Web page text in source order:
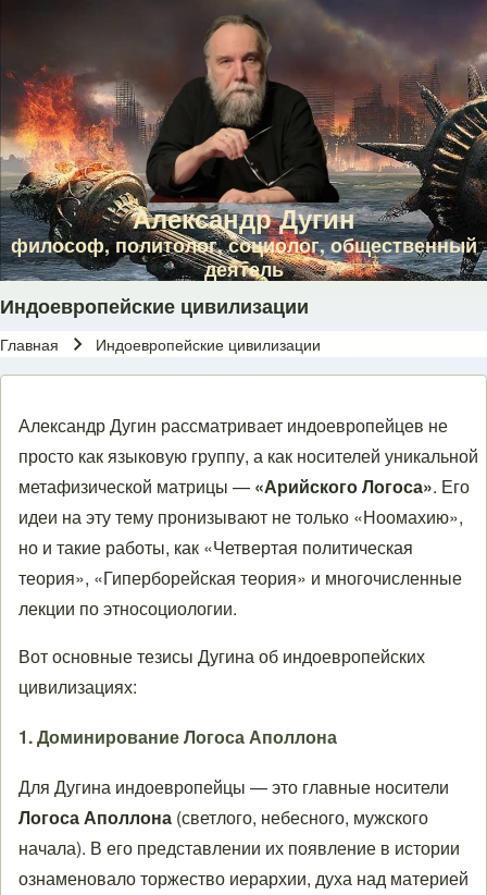
Перейти к основному содержанию
Александр Дугин
философ, политолог, социолог, общественный
деятель
Индоевропейские цивилизации
Главная Индоевропейские цивилизации
Александр Дугин рассматривает индоевропейцев не
просто как языковую группу, а как носителей уникальной
метафизической матрицы — «Арийского Логоса». Его
идеи на эту тему пронизывают не только «Ноомахию»,
но и такие работы, как «Четвертая политическая
теория», «Гиперборейская теория» и многочисленные
лекции по этносоциологии.
Вот основные тезисы Дугина об индоевропейских
цивилизациях:
1. Доминирование Логоса Аполлона
Для Дугина индоевропейцы — это главные носители
Логоса Аполлона (светлого, небесного, мужского
начала). В его представлении их появление в истории
ознаменовало торжество иерархии, духа над материей